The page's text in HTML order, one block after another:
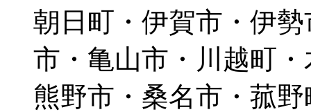
朝日町・伊賀市・伊
市・亀山市・川越町
熊野市・桑名市・菰